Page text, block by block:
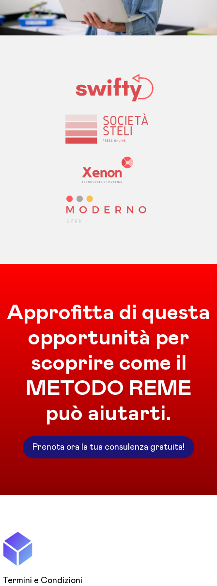
Approfitta di questa
opportunità per
scoprire come il
METODO REME
può aiutarti.
Prenota ora la tua consulenza gratuita!
Termini e Condizioni